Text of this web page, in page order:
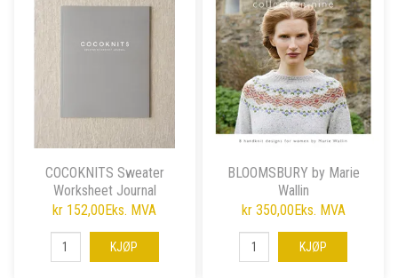
COCOKNITS Sweater
Worksheet Journal
kr 152,00 Eks. MVA
KJØP
BLOOMSBURY by Marie
Wallin
kr 350,00 Eks. MVA
KJØP